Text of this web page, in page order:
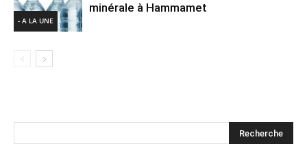
- A LA UNE
minérale à Hammamet